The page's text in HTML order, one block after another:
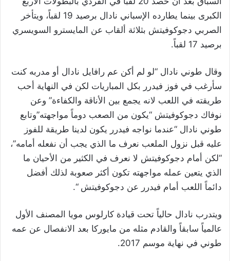
الكبرى بينما يطارده الإسباني نادال برصيد 19 لقباً، ويتأخر
الصربي دجوكوفيتش بثلاثة ألقاب عن المايسترو السويسري
برصيد 17 لقباً.
وقال طوني نادال “لو لم أكن عم رافايل نادال أو مدربه كنت
سأرغب في فوز فيدرر بكل المباريات لكن في النهاية أحب
طريقته في اللعب لانه يجمع بين الأناقة والكفاءة” وعن
نوفاك دجوكوفيتش “يكون من الصعب دوماً مواجهته”وتابع
طوني نادال “عندما نواجه فيدرر يكون لدينا طريقة للفوز
عليه قبل نزول الملعب نعرف ما الذي يجب أن نفعله أمامه”،
“لكن أمام دجوكوفيتش لا نعرف في الكثير من الأحيان ما
الذي يتعين عمله مواجهته تكون أكثر صعوبة لذلك أفضل
دائماً اللعب أمام فيدرر عن دجوكوفيتش “.
ويتدرب نادال حالياً تحت قيادة كارلوس مويا المصنف الأول
عالمياً سابقاً والقادم مثله من مايوركا بعد الانفصال عن عمه
طوني في نهاية موسم 2017.